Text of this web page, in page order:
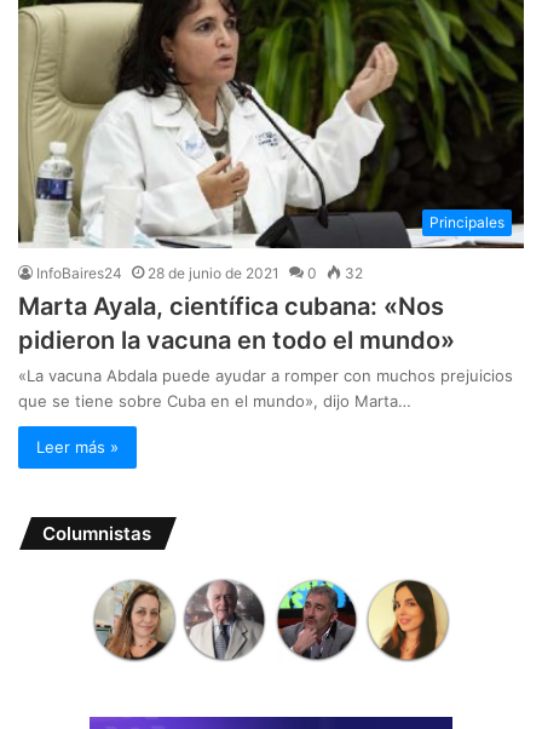
Principales
InfoBaires24 28 de junio de 2021 0 32
Marta Ayala, científica cubana: «Nos
pidieron la vacuna en todo el mundo»
«La vacuna Abdala puede ayudar a romper con muchos prejuicios
que se tiene sobre Cuba en el mundo», dijo Marta…
Leer más »
Columnistas